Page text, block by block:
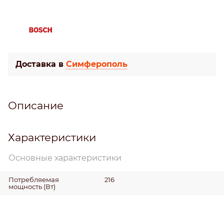
Доставка в Симферополь
Описание
Характеристики
Основные характеристики
Потребляемая
мощность (Вт)
216